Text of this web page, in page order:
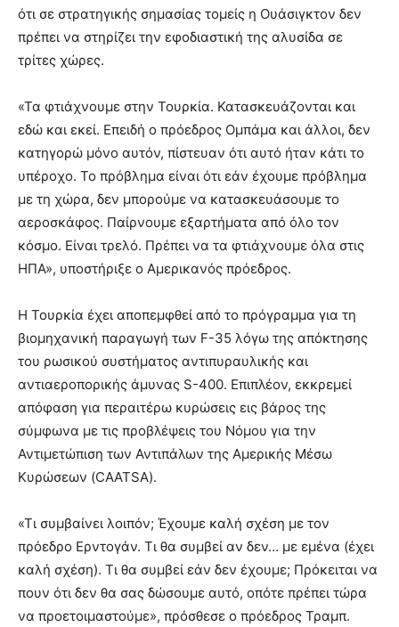
ότι σε στρατηγικής σημασίας τομείς η Ουάσιγκτον δεν
πρέπει να στηρίζει την εφοδιαστική της αλυσίδα σε
τρίτες χώρες.
«Τα φτιάχνουμε στην Τουρκία. Κατασκευάζονται και
εδώ και εκεί. Επειδή ο πρόεδρος Ομπάμα και άλλοι, δεν
κατηγορώ μόνο αυτόν, πίστευαν ότι αυτό ήταν κάτι το
υπέροχο. Το πρόβλημα είναι ότι εάν έχουμε πρόβλημα
με τη χώρα, δεν μπορούμε να κατασκευάσουμε το
αεροσκάφος. Παίρνουμε εξαρτήματα από όλο τον
κόσμο. Είναι τρελό. Πρέπει να τα φτιάχνουμε όλα στις
ΗΠΑ», υποστήριξε ο Αμερικανός πρόεδρος.
Η Τουρκία έχει αποπεμφθεί από το πρόγραμμα για τη
βιομηχανική παραγωγή των F-35 λόγω της απόκτησης
του ρωσικού συστήματος αντιπυραυλικής και
αντιαεροπορικής άμυνας S-400. Επιπλέον, εκκρεμεί
απόφαση για περαιτέρω κυρώσεις εις βάρος της
σύμφωνα με τις προβλέψεις του Νόμου για την
Αντιμετώπιση των Αντιπάλων της Αμερικής Μέσω
Κυρώσεων (CAATSA).
«Τι συμβαίνει λοιπόν; Έχουμε καλή σχέση με τον
πρόεδρο Ερντογάν. Τι θα συμβεί αν δεν… με εμένα (έχει
καλή σχέση). Τι θα συμβεί εάν δεν έχουμε; Πρόκειται να
πουν ότι δεν θα σας δώσουμε αυτό, οπότε πρέπει τώρα
να προετοιμαστούμε», πρόσθεσε ο πρόεδρος Τραμπ.